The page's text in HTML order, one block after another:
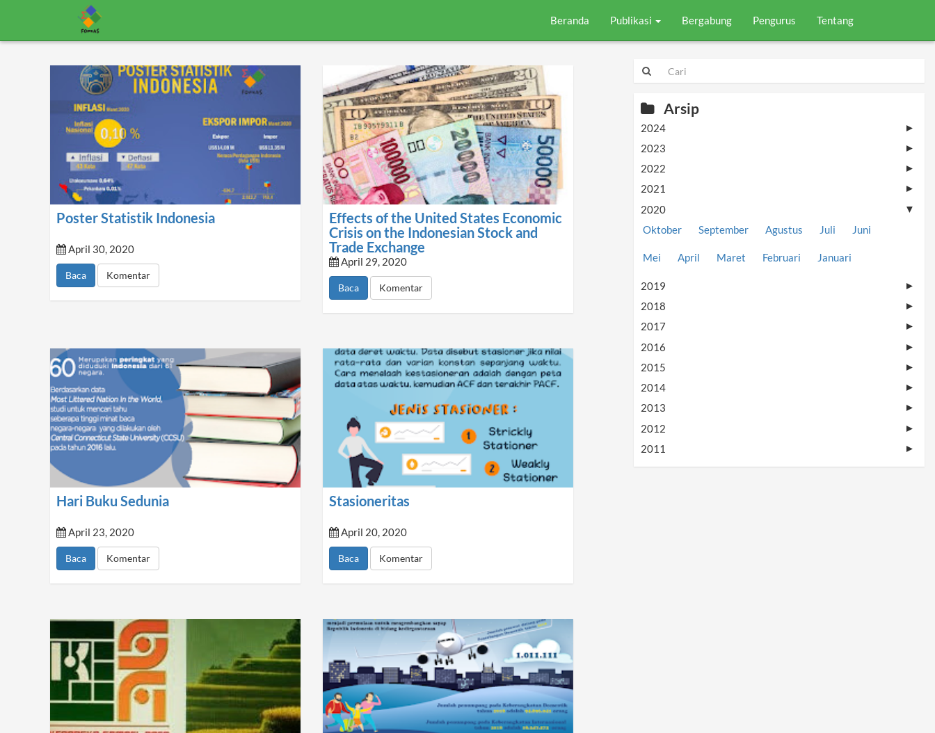
Beranda Publikasi Bergabung Pengurus Tentang
Poster Statistik Indonesia
April 30, 2020
Baca Komentar
Effects of the United States Economic
Crisis on the Indonesian Stock and
Trade Exchange
April 29, 2020
Baca Komentar
Hari Buku Sedunia
April 23, 2020
Baca Komentar
Stasioneritas
April 20, 2020
Baca Komentar
Arsip
2024 ►
2023 ►
2022 ►
2021 ►
2020 ▼
Oktober September Agustus Juli Juni
Mei April Maret Februari Januari
2019 ►
2018 ►
2017 ►
2016 ►
2015 ►
2014 ►
2013 ►
2012 ►
2011 ►